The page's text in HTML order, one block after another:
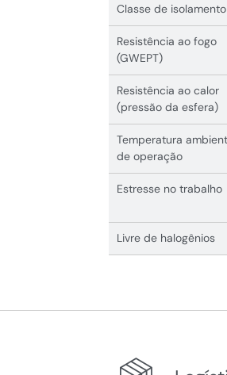
Classe de isolamento
Resistência ao fogo
(GWEPT)
Resistência ao calor
(pressão da esfera)
Temperatura
de operação
Estresse no trabalho
Livre de halogênios